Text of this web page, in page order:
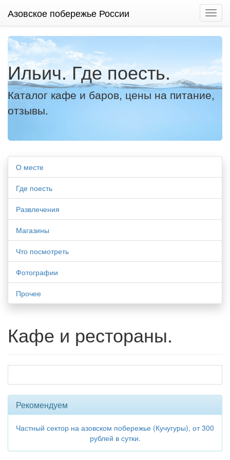
Азовское побережье России
Ильич. Где поесть.
Каталог кафе и баров, цены на питание,
отзывы.
О месте
Где поесть
Развлечения
Магазины
Что посмотреть
Фотографии
Прочее
Кафе и рестораны.
Рекомендуем
Частный сектор на азовском побережье (Кучугуры), от 300
рублей в сутки.